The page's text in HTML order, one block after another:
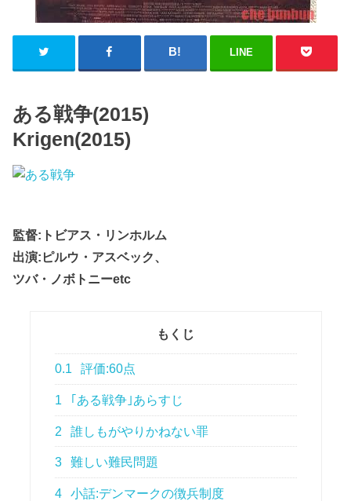
LINE
ある戦争(2015)
Krigen(2015)
監督:トビアス・リンホルム
出演:ピルウ・アスベック、
ツバ・ノボトニーetc
もくじ
0.1 評価:60点
1 ｢ある戦争｣あらすじ
2 誰しもがやりかねない罪
3 難しい難民問題
4 小話:デンマークの徴兵制度